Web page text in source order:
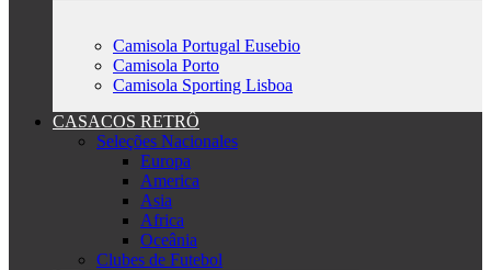
Camisola Portugal Eusebio
Camisola Porto
Camisola Sporting Lisboa
CASACOS RETRÔ
Seleções Nacionales
Europa
America
Asia
Africa
Oceânia
Clubes de Futebol